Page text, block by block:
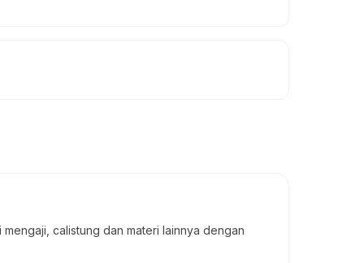
calistung dan materi lainnya dengan